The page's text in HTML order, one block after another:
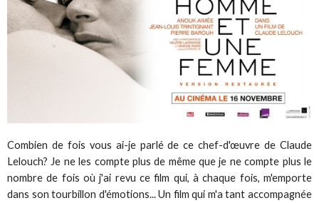
Combien de fois vous ai-je parlé de ce chef-d'œuvre de Claude
Lelouch? Je ne les compte plus de même que je ne compte plus le
nombre de fois où j'ai revu ce film qui, à chaque fois, m'emporte
dans son tourbillon d'émotions... Un film qui m'a tant accompagnée